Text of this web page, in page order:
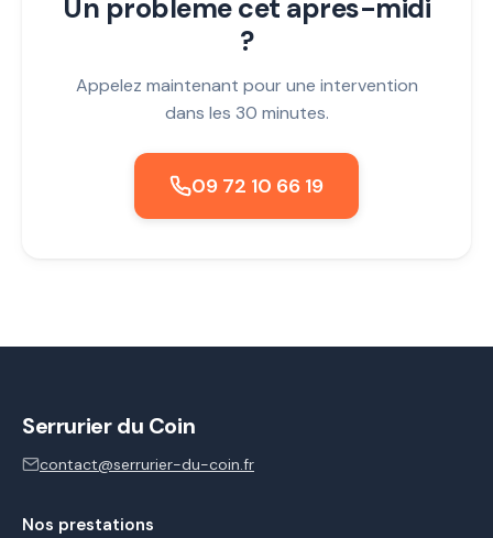
Un probleme cet apres-midi
?
Appelez maintenant pour une intervention
dans les 30 minutes.
09 72 10 66 19
Serrurier du Coin
contact@serrurier-du-coin.fr
Nos prestations